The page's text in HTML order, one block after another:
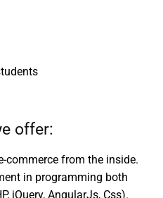
offer:
commerce from the inside.
in programming both
jQuery, AngularJs, Css).